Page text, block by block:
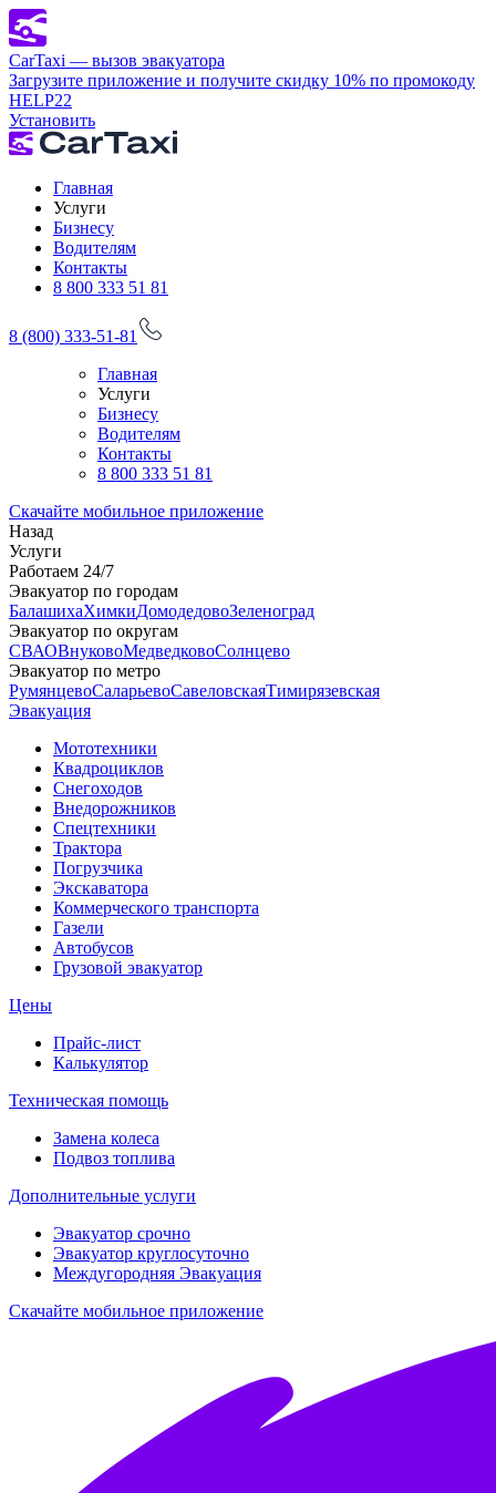
CarTaxi — вызов эвакуатора
Загрузите приложение и получите скидку 10% по промокоду
HELP22
Установить
Главная
Услуги
Бизнесу
Водителям
Контакты
8 800 333 51 81
8 (800) 333-51-81
Главная
Услуги
Бизнесу
Водителям
Контакты
8 800 333 51 81
Скачайте мобильное приложение
Назад
Услуги
Работаем 24/7
Эвакуатор по городам
БалашихаХимкиДомодедовоЗеленоград
Эвакуатор по округам
СВАОВнуковоМедведковоСолнцево
Эвакуатор по метро
РумянцевоСаларьевоСавеловскаяТимирязевская
Эвакуация
Мототехники
Квадроциклов
Снегоходов
Внедорожников
Спецтехники
Трактора
Погрузчика
Экскаватора
Коммерческого транспорта
Газели
Автобусов
Грузовой эвакуатор
Цены
Прайс-лист
Калькулятор
Техническая помощь
Замена колеса
Подвоз топлива
Дополнительные услуги
Эвакуатор срочно
Эвакуатор круглосуточно
Междугородняя Эвакуация
Скачайте мобильное приложение